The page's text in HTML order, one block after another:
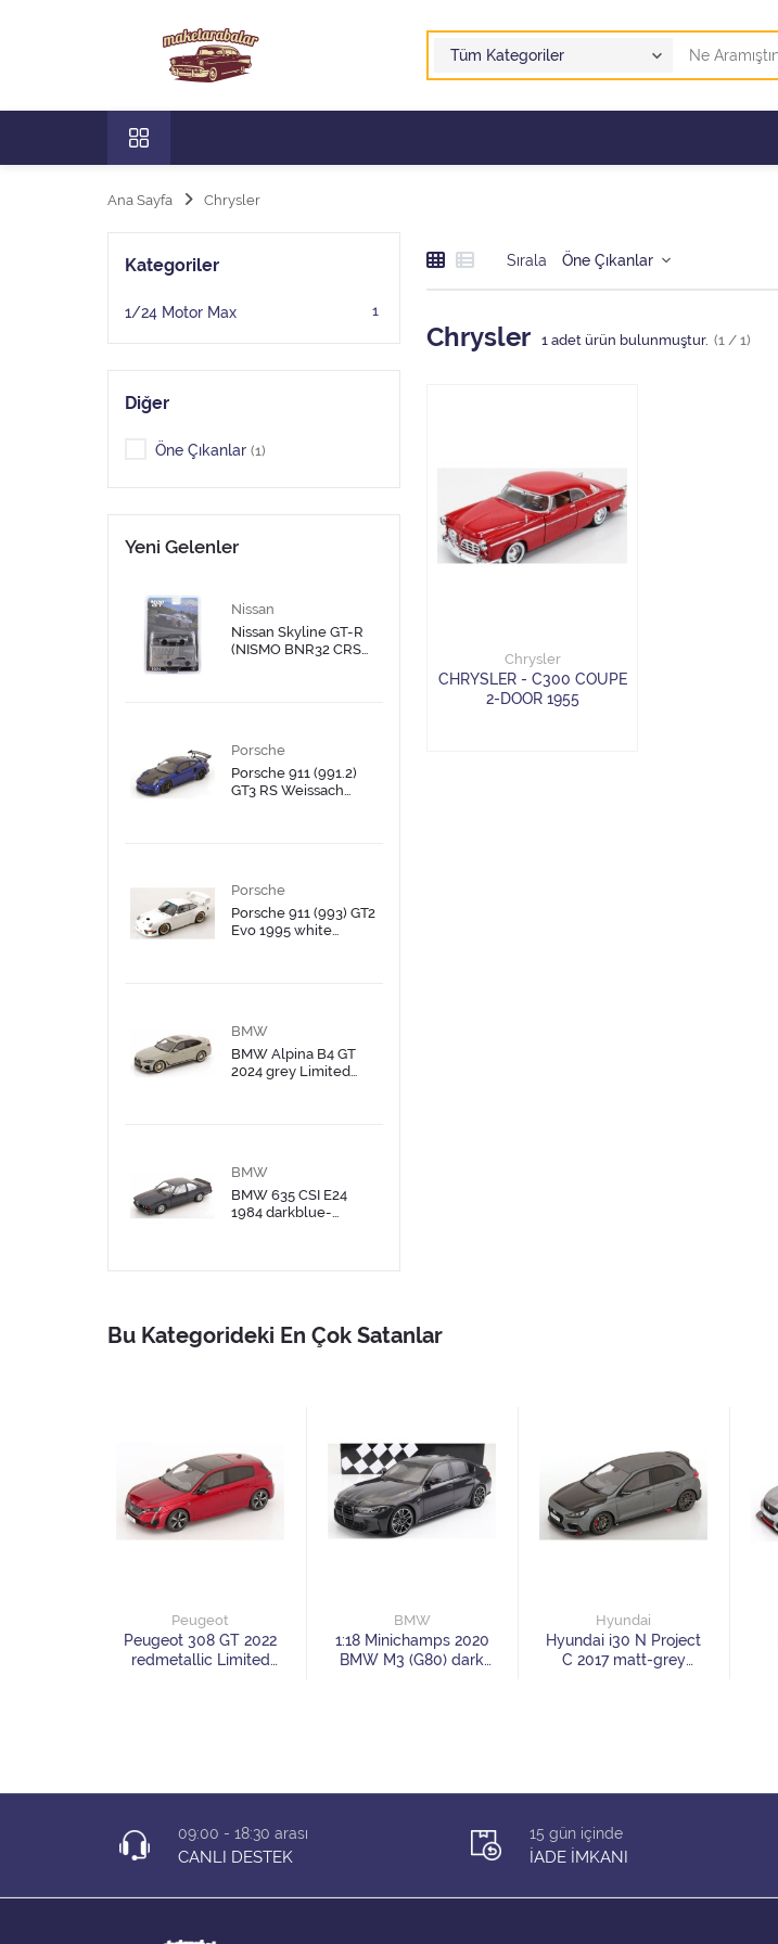
Ana Sayfa Chrysler
Sırala
Chrysler 1 adet ürün bulunmuştur. (1 / 1)
Chrysler
CHRYSLER - C300 COUPE
2-DOOR 1955
Kategoriler
1/24 Motor Max 1
Diğer
Öne Çıkanlar (1)
Yeni Gelenler
Nissan
Nissan Skyline GT-R
(NISMO BNR32 CRS
Porsche
Porsche 911 (991.2)
GT3 RS Weissach
Porsche
Porsche 911 (993) GT2
Evo 1995 white
BMW
BMW Alpina B4 GT
2024 grey Limited
BMW
BMW 635 CSI E24
1984 darkblue-
Bu Kategorideki En Çok Satanlar
Peugeot
Peugeot 308 GT 2022
redmetallic Limited
BMW
1:18 Minichamps 2020
BMW M3 (G80) dark
Hyundai
Hyundai i30 N Project
C 2017 matt-grey
09:00 - 18:30 arası
CANLI DESTEK
15 gün içinde
İADE İMKANI